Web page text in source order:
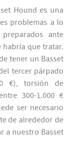
Hound es una
problemas a lo
ante
habría que tratar.
tener un Basset
tercer párpado
€), torsión de
300-1.000 €
ser necesario
de alrededor de
a nuestro Basset